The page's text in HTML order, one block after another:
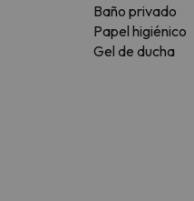
Baño privado
Papel higiénico
Gel de ducha